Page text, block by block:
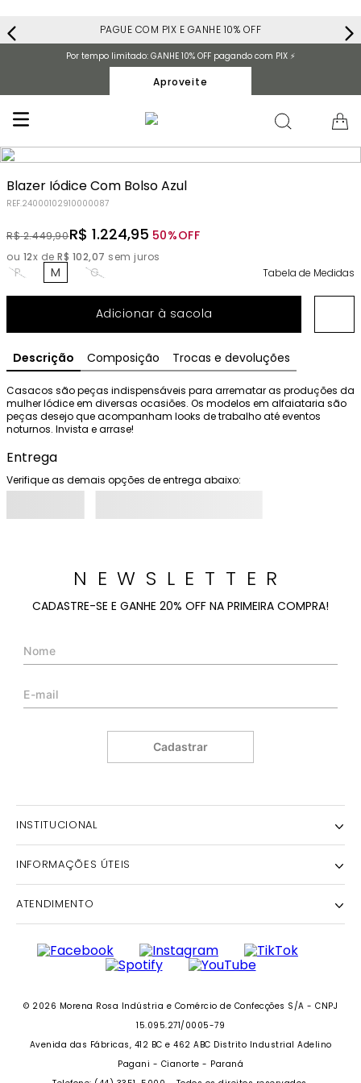
PAGUE COM PIX E GANHE 10% OFF
Por tempo limitado: GANHE 10% OFF pagando com PIX ⚡️
Aproveite
Blazer Iódice Com Bolso Azul
REF.24000102910000087
R$ 2.449,90R$ 1.224,95 50%OFF
ou 12x de R$ 102,07 sem juros
P M G Tabela de Medidas
Adicionar à sacola
Descrição Composição Trocas e devoluções
Casacos são peças indispensáveis para arrematar as produções da
mulher Iódice em diversas ocasiões. Os modelos em alfaiataria são
peças desejo que acompanham looks de trabalho até eventos
noturnos. Invista e arrase!
Entrega
Verifique as demais opções de entrega abaixo:
NEWSLETTER
CADASTRE-SE E GANHE 20% OFF NA PRIMEIRA COMPRA!
Cadastrar
INSTITUCIONAL
NOSSA HISTÓRIA
NOSSAS LOJAS
POLÍTICA DE PRIVACIDADE
INSTITUTO MORENA ROSA
GRUPO MORENA ROSA
PERSONAL SHOPPER
INFORMAÇÕES ÚTEIS
RECLAME AQUI
ATENDIMENTO
FALECONOSCO@IODICE.COM.BR
DAS 08 ÀS 18H
© 2026 Morena Rosa Indústria e Comércio de Confecções S/A - CNPJ
15.095.271/0005-79
Avenida das Fábricas, 412 BC e 462 ABC Distrito Industrial Adelino
Pagani - Cianorte - Paraná